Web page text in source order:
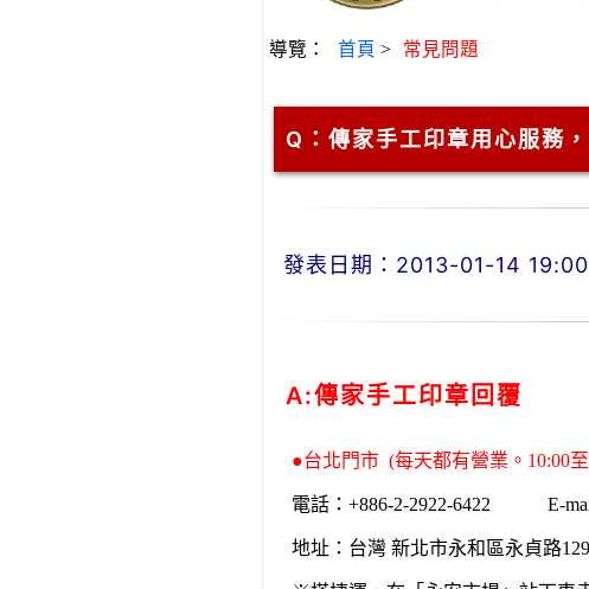
導覽： 首頁 > 常見問題
Q： 傳家手工印章用心服務
發表日期：2013-01-14
A:傳家手工印章回覆
●台北門市 (每天都有營業。10:00
電話：+886-2-2922-6422 E-mail
地址：台灣 新北市永和區永貞路